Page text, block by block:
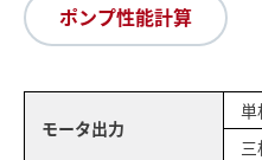
ポンプ性能計算
モータ出力
単
三